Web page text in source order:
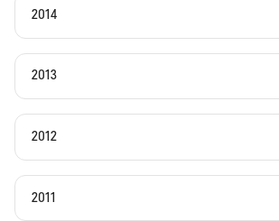
2014
2013
2012
2011